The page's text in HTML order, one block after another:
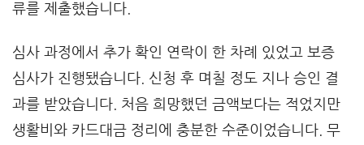
류를 제출했습니다.
심사 과정에서 추가 확인 연락이 한 차례 있었고 보증
심사가 진행됐습니다. 신청 후 며칠 정도 지나 승인 결
과를 받았습니다. 처음 희망했던 금액보다는 적었지만
생활비와 카드대금 정리에 충분한 수준이었습니다. 무